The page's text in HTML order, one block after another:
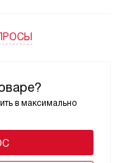
в максимально